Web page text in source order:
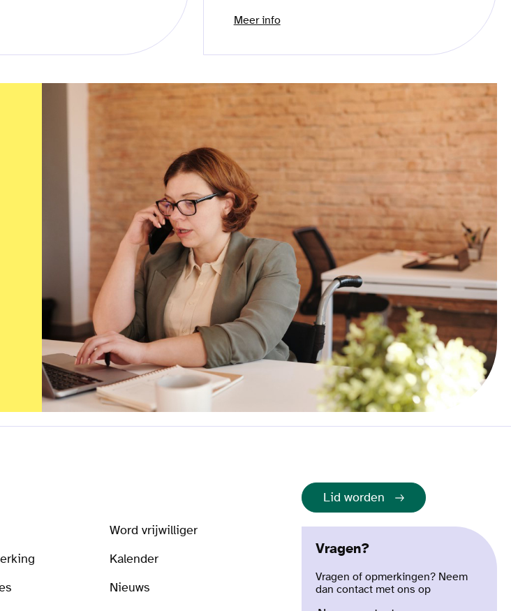
Meer info
Word vrijwilliger
Kalender
Nieuws
Lid worden
Vragen?
Vragen of opmerkingen? Neem
dan contact met ons op